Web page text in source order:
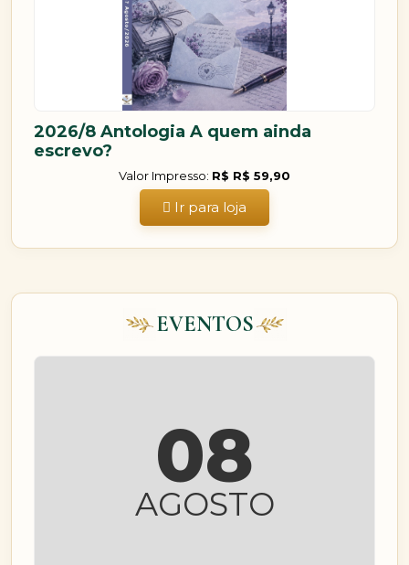
2026/8 Antologia A quem ainda
escrevo?
Valor Impresso: R$ R$ 59,90
Ir para loja
EVENTOS
08
AGOSTO